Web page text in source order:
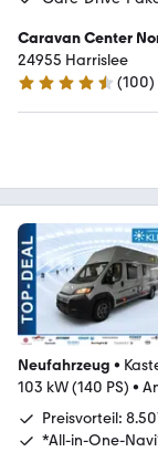
Caravan Center
24955 Harrislee
4.6 Sterne
(100)
Neufahrzeug •
103 kW (140 PS) •
Preisvorteil:
*All-in-One-